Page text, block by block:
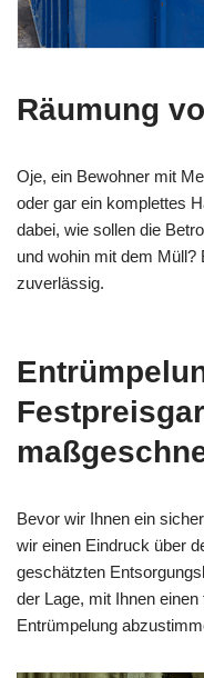
Räumung
Oje, ein Bewohner mit
oder gar ein komplettes
dabei, wie sollen die
und wohin mit dem Müll?
zuverlässig.
Bevor wir Ihnen ein
wir einen Eindruck über
geschätzten
der Lage, mit Ihnen
Entrümpelung